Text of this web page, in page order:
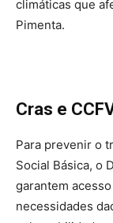
climáticas que
Pimenta.
Cras e
Para prevenir o
Social Básica, o
garantem
necessidades